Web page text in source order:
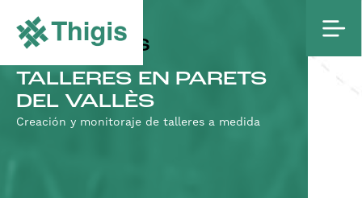
PROYECTOS
TALLERES EN PARETS
DEL VALLÈS
Creación y monitoraje de talleres a medida